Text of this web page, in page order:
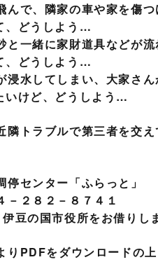
んで、隣家の車や家を傷
どうしよう…
一緒に家財道具などが
どうしよう…
水してしまい、大家さ
けど、どうしよう…
隣トラブルで第三者を交
センター「ふらっと」
２８２－８７４１
豆の国市役所をお借りし
りPDFをダウンロードの上